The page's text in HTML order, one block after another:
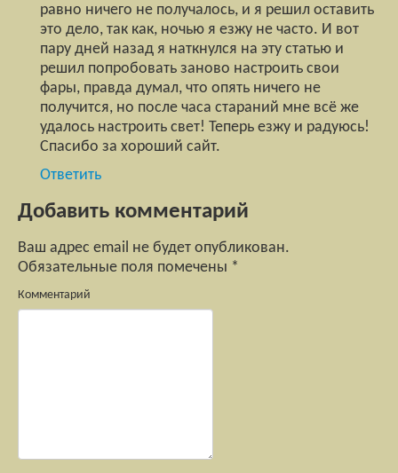
равно ничего не получалось, и я решил оставить
это дело, так как, ночью я езжу не часто. И вот
пару дней назад я наткнулся на эту статью и
решил попробовать заново настроить свои
фары, правда думал, что опять ничего не
получится, но после часа стараний мне всё же
удалось настроить свет! Теперь езжу и радуюсь!
Спасибо за хороший сайт.
Ответить
Добавить комментарий
Ваш адрес email не будет опубликован.
Обязательные поля помечены *
Комментарий